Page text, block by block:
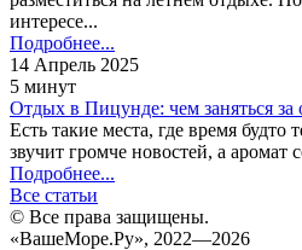
интересе...
Подробнее...
14 Апрель 2025
5 минут
Отдых в Пицунде: чем заняться за
Есть такие места, где время будто
звучит громче новостей, а аромат
Подробнее...
Все статьи
© Все права защищены.
«ВашеМоре.Ру», 2022—2026